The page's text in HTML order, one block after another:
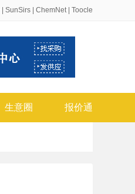
SunSirs ChemNet| Toocle
生意圈 报价通